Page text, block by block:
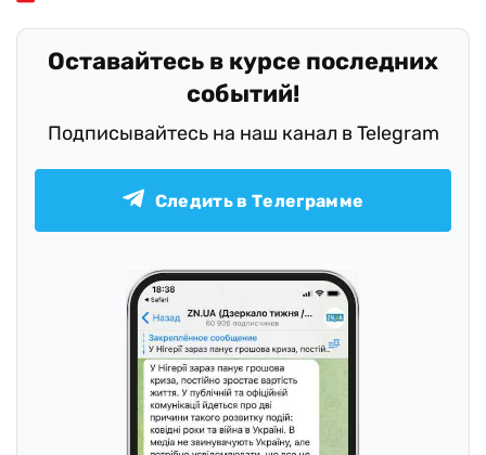
Оставайтесь в курсе последних
событий!
Подписывайтесь на наш канал в Telegram
Следить в Телеграмме